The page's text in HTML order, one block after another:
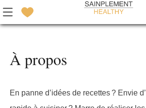
À propos
En panne d’idées de recettes ? Envie